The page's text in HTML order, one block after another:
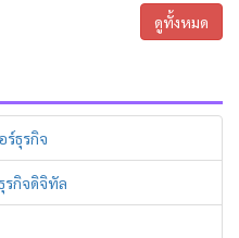
ดูทั้งหมด
ร์ธุรกิจ
รกิจดิจิทัล